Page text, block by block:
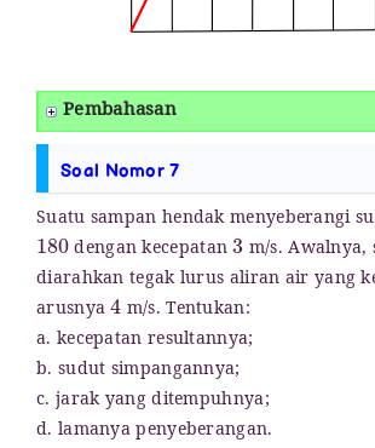
Pembahasan
Soal Nomor 7
Suatu sampan hendak menyeberangi
180dengan kecepatan3m/s. Awalnya,
diarahkan tegak lurus aliran air yang
arusnya4m/s. Tentukan:
a. kecepatan resultannya;
b. sudut simpangannya;
c. jarak yang ditempuhnya;
d. lamanya penyeberangan.